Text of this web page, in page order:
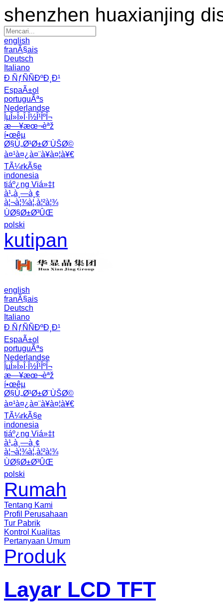
shenzhen huaxianjing
english
franÃ§ais
Deutsch
Italiano
Ð ÑƒÑÑÐºÐ¸Ð¹
EspaÃ±ol
portuguÃªs
Nederlandse
ÎµÎ»Î»Î·Î½Î¹ÎºÎ¬
æ—¥æœ¬èªž
í•œêµ­
Ø§Ù„Ø¹Ø±Ø¨ÙŠØ©
à¤¹à¤¿à¤¨à¥à¤¦à¥€
TÃ¼rkÃ§e
indonesia
tiáº¿ng Viá»‡t
à¹„à¸—à¸¢
à¦¬à¦¾à¦‚à¦²à¦¾
ÙØ§Ø±Ø³ÛŒ
polski
kutipan
english
franÃ§ais
Deutsch
Italiano
Ð ÑƒÑÑÐºÐ¸Ð¹
EspaÃ±ol
portuguÃªs
Nederlandse
ÎµÎ»Î»Î·Î½Î¹ÎºÎ¬
æ—¥æœ¬èªž
í•œêµ­
Ø§Ù„Ø¹Ø±Ø¨ÙŠØ©
à¤¹à¤¿à¤¨à¥à¤¦à¥€
TÃ¼rkÃ§e
indonesia
tiáº¿ng Viá»‡t
à¹„à¸—à¸¢
à¦¬à¦¾à¦‚à¦²à¦¾
ÙØ§Ø±Ø³ÛŒ
polski
Rumah
Tentang Kami
Profil Perusahaan
Tur Pabrik
Kontrol Kualitas
Pertanyaan Umum
Produk
Layar LCD TFT